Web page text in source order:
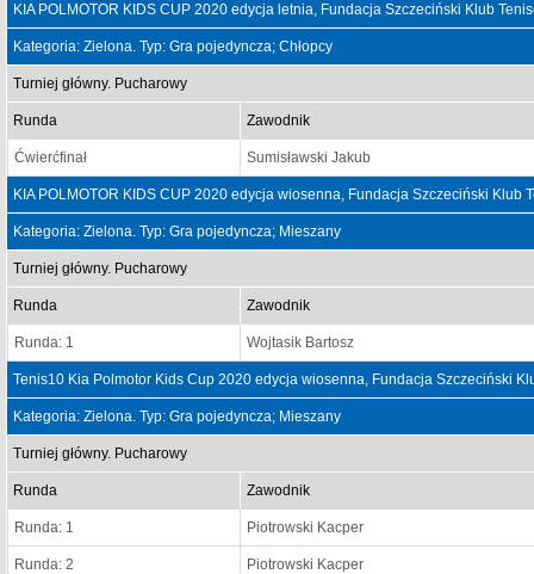
KIA POLMOTOR KIDS CUP 2020 edycja letnia, Fundacja Szczeciński Klub
Kategoria: Zielona. Typ: Gra pojedyncza; Chłopcy
Turniej główny. Pucharowy
Runda Zawodnik
Ćwierćfinał Sumisławski Jakub
KIA POLMOTOR KIDS CUP 2020 edycja wiosenna, Fundacja Szczeciński
Kategoria: Zielona. Typ: Gra pojedyncza; Mieszany
Turniej główny. Pucharowy
Runda Zawodnik
Runda: 1 Wojtasik Bartosz
Tenis10 Kia Polmotor Kids Cup 2020 edycja wiosenna, Fundacja Szczeciński
Kategoria: Zielona. Typ: Gra pojedyncza; Mieszany
Turniej główny. Pucharowy
Runda Zawodnik
Runda: 1 Piotrowski Kacper
Runda: 2 Piotrowski Kacper